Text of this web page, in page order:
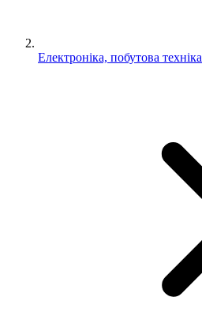
Електроніка, побутова техніка